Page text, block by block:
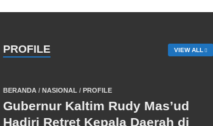
PROFILE VIEW ALL
BERANDA/ NASIONAL / PROFILE
Gubernur Kaltim Rudy Mas’ud
Hadiri Retret Kepala Daerah di